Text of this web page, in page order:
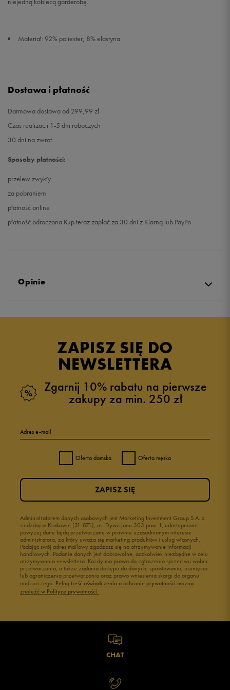
Materiał: 92% poliester, 8% elastyna
Dostawa i płatność
Darmowa dostawa od 299,99 zł
Czas realizacji 1-5 dni roboczych
30 dni na zwrot
Sposoby płatności:
przelew zwykły
za pobraniem
płatność online
płatność odroczona Kup teraz zapłać za 30 dni z Klarną lub PayPo
Opinie
ZAPISZ SIĘ DO
NEWSLETTERA
Zgarnij 10% rabatu na pierwsze
zakupy za min. 250 zł
Adres e-mail
Oferta damska Oferta męska
Administratorem danych osobowych jest Marketing Investment Group S.A. z
siedzibą w Krakowie (31-871), os. Dywizjonu 303 paw. 1, udostępnione
powyżej dane będą przetwarzane w prawnie uzasadnionym interesie
administratora, za który uważa się marketing produktów i usług własnych.
Podając swój adres mailowy zgadzasz się na otrzymywanie informacji
handlowych. Podanie danych jest dobrowolne, aczkolwiek niezbędne w celu
otrzymywania newslettera. Każdy ma prawo do zgłoszenia sprzeciwu wobec
przetwarzania, a także żądania dostępu do danych, sprostowania, usunięcia
lub ograniczenia przetwarzania oraz prawo wniesienia skargi do organu
nadzorczego. Pełną treść oświadczenia o ochronie prywatności można
znaleźć w Polityce prywatności.
ZAPISZ SIĘ
CHAT